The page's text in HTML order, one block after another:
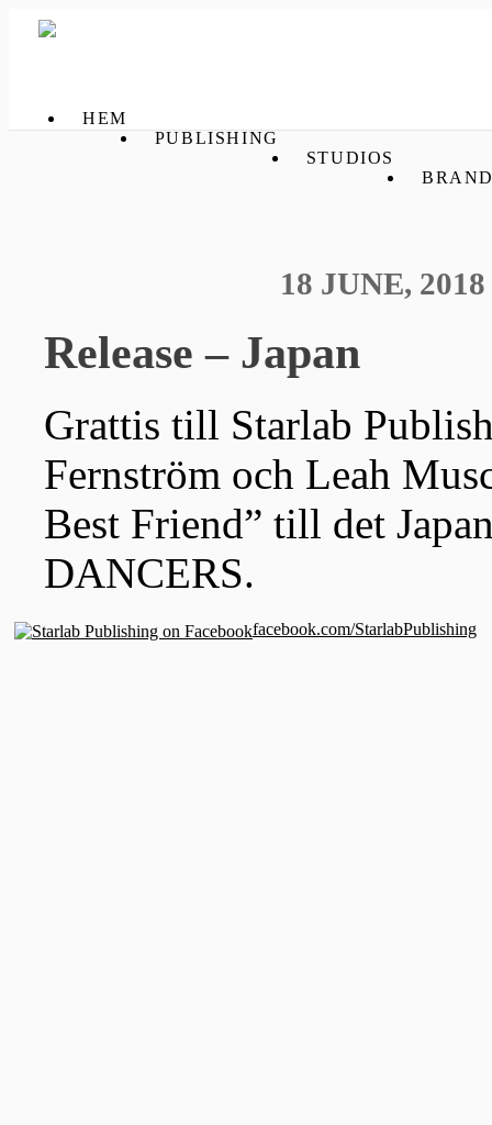
HEM
PUBLISHING
STUDIOS
18 JUNE, 2018
Release – Japan
Grattis till Starlab
Fernström och Leah
Best Friend” till det
DANCERS.
facebook.com/StarlabPublishing